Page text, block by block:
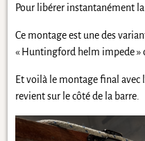
Pour libérer instantanément
Ce montage est une des
« Huntingford helm impede »
Et voilà le montage final avec
revient sur le côté de la barre.